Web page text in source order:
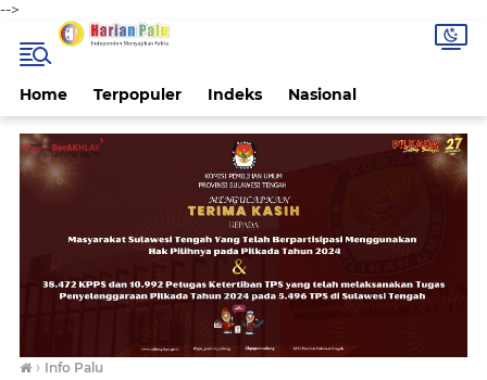
-->
Home Terpopuler Indeks Nasional
› Info Palu